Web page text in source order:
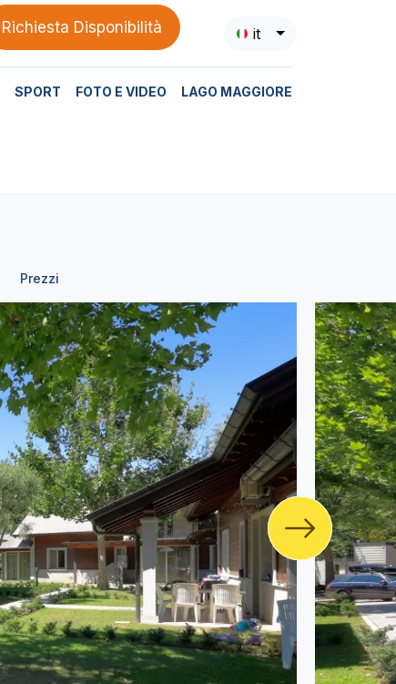
Richiesta Disponibilità it
SPORT FOTO E VIDEO LAGO MAGGIORE
Prezzi